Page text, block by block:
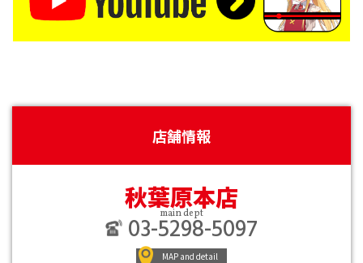
店舗情報
秋葉原本店
main dept
03-5298-5097
MAP and detail